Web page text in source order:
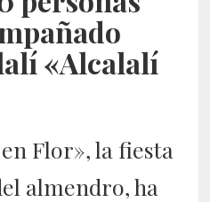
«Alcalalí
Flor», la fiesta
almendro, ha